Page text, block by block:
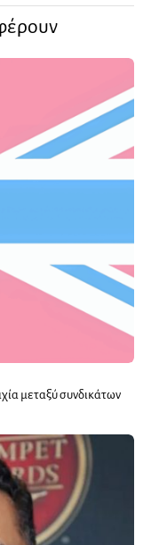
μεταξύ συνδικάτων